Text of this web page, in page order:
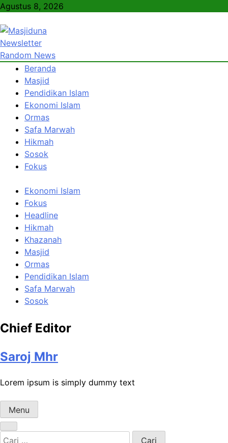
Skip
content
Agustus 8, 2026
Masjiduna
Referensi Berita Islam Indonesia
Newsletter
Random News
Beranda
Masjid
Pendidikan Islam
Ekonomi Islam
Ormas
Safa Marwah
Hikmah
Sosok
Fokus
Ekonomi Islam
Fokus
Headline
Hikmah
Khazanah
Masjid
Ormas
Pendidikan Islam
Safa Marwah
Sosok
Chief Editor
Saroj Mhr
Lorem ipsum is simply dummy text
Menu
Cari